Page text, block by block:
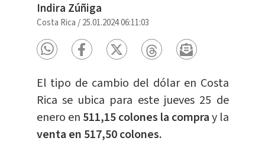
Indira Zúñiga
Costa Rica /25.01.2024 06:11:03
El tipo de cambio del dólar en Costa
Rica se ubica para este jueves 25 de
enero en 511,15 colones la compray la
venta en 517,50 colones.